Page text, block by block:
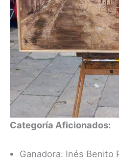
Categoría Aficionados:
Ganadora: Inés Benito